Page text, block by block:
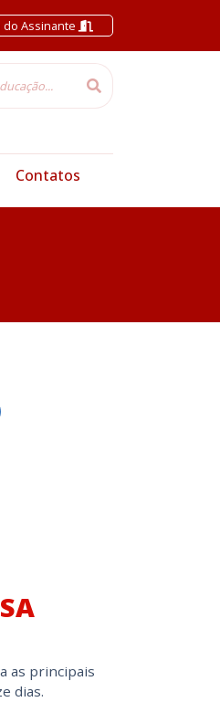
do Assinante
Contatos
as principais
dias.